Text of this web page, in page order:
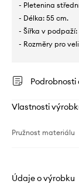
- Pletenina
- Délka: 55 cm.
- Šířka v podpaží:
- Rozměry pro
Podrobnosti
Vlastnosti
Pružnost materiálu
Údaje o výrobku